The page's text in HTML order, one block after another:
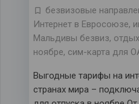
безвизовые
Интернет в Евросоюзе,
Мальдивы безвиз,
ноябре, сим-карта для
Выгодные тарифы на
странах мира –